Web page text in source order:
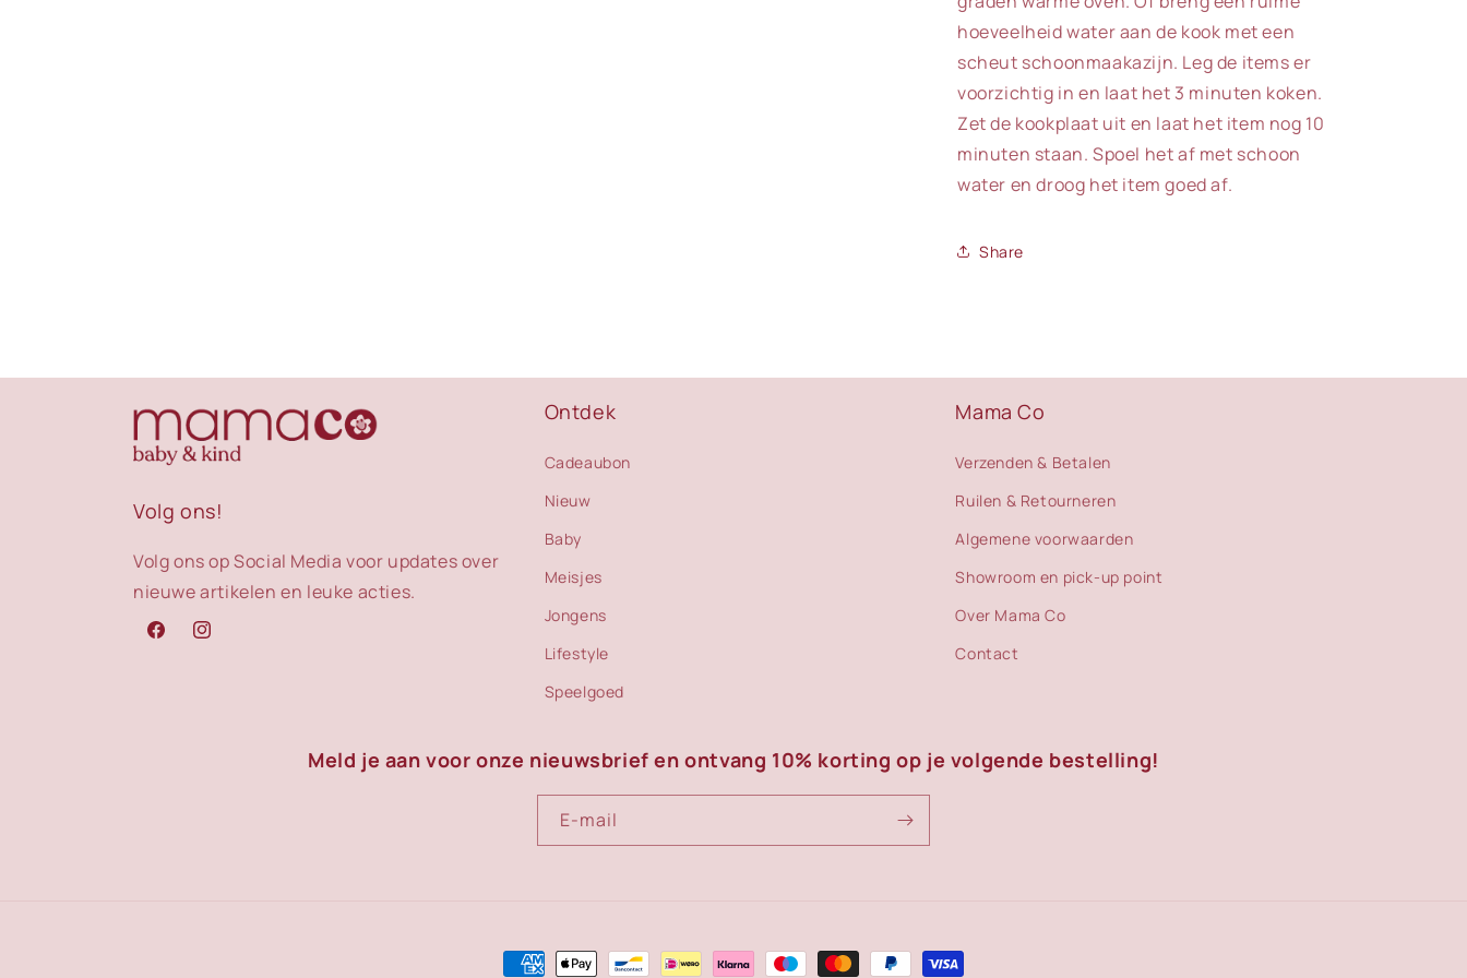
hoeveelheid water aan de kook met een
scheut schoonmaakazijn. Leg de items er
voorzichtig in en laat het 3 minuten koken.
Zet de kookplaat uit en laat het item nog 10
minuten staan. Spoel het af met schoon
water en droog het item goed af.
Share
Volg ons!
Volg ons op Social Media voor updates over
nieuwe artikelen en leuke acties.
FacebookInstagram
Ontdek
Cadeaubon
Nieuw
Baby
Meisjes
Jongens
Lifestyle
Speelgoed
Mama Co
Verzenden & Betalen
Ruilen & Retourneren
Algemene voorwaarden
Showroom en pick-up point
Over Mama Co
Contact
Meld je aan voor onze nieuwsbrief en ontvang 10% korting op je volgende bestelling!
E‑mail
Betaalmethoden